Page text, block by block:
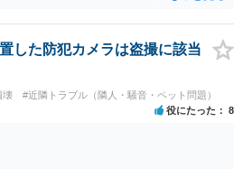
護士に一度相談してみるのが良いと思い
した防犯カメラは盗撮に該当
壊 #近隣トラブル（隣人・騒音・ペット問題）
役にたった 8